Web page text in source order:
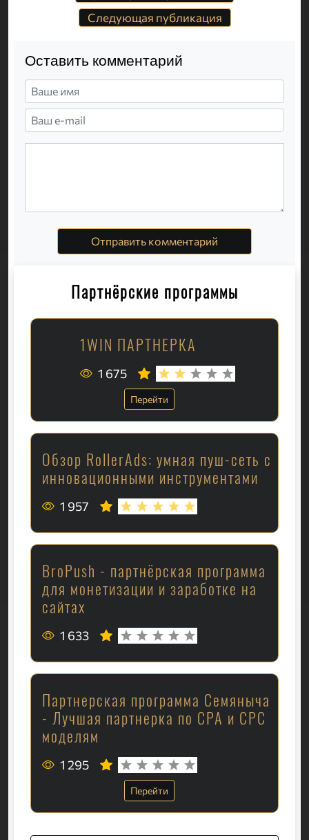
Следующая публикация
Оставить комментарий
Отправить комментарий
Партнёрские программы
1WIN ПАРТНЕРКА
1 675
Перейти
Обзор RollerAds: умная пуш-сеть с
инновационными инструментами
1 957
BroPush - партнёрская программа
для монетизации и заработке на
сайтах
1 633
Партнерская программа Семяныча
- Лучшая партнерка по CPA и CPC
моделям
1 295
Перейти